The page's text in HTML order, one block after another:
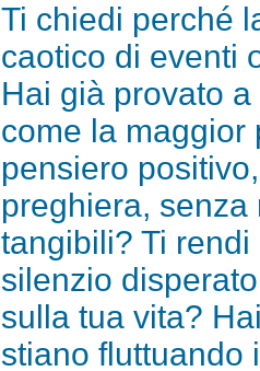
Ti chiedi perché
caotico di eventi
Hai già provato
come la maggior
pensiero
preghiera,
tangibili? Ti
silenzio
sulla tua vita?
stiano fluttuando